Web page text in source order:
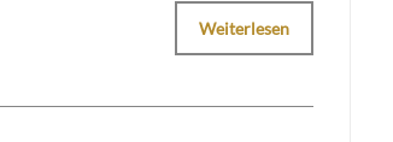
Weiterlesen